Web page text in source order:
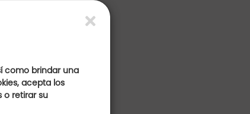
como brindar una
acepta los
o retirar su